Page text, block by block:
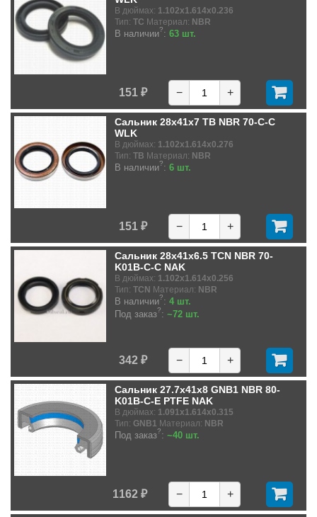
В дюймах: 1.102x1.614x0.236
Тип: TC Материал: NBR
В наличии?: 63 шт.
151 ₽ − +
Сальник 28x41x7 TB NBR 70-C-C
WLK
В дюймах: 1.102x1.614x0.276
Тип: TB Материал: NBR
В наличии?: 6 шт.
151 ₽ − +
Сальник 28x41x6.5 TCN NBR 70-
K01B-C-C NAK
В дюймах: 1.102x1.614x0.256
Тип: TCN Материал: NBR
В наличии?: 4 шт.
Под заказ?: ~72 шт.
342 ₽ − +
Сальник 27.7x41x8 GNB1 NBR 80-
K01B-C-E PTFE NAK
В дюймах: 1.091x1.614x0.315
Тип: GNB1 Материал: NBR
Под заказ?: ~40 шт.
1162 ₽ − +